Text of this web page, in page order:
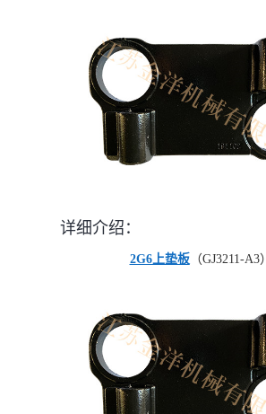
详细介绍：
2G6上垫板（GJ3211-A3）